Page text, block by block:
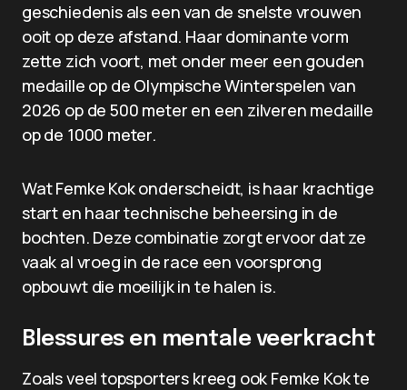
geschiedenis als een van de snelste vrouwen
ooit op deze afstand. Haar dominante vorm
zette zich voort, met onder meer een gouden
medaille op de Olympische Winterspelen van
2026 op de 500 meter en een zilveren medaille
op de 1000 meter.
Wat Femke Kok onderscheidt, is haar krachtige
start en haar technische beheersing in de
bochten. Deze combinatie zorgt ervoor dat ze
vaak al vroeg in de race een voorsprong
opbouwt die moeilijk in te halen is.
Blessures en mentale veerkracht
Zoals veel topsporters kreeg ook Femke Kok te